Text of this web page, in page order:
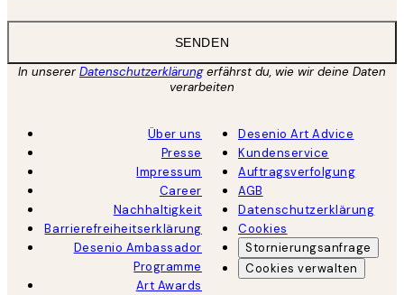
SENDEN
In unsererDatenschutzerklärungerfährst du, wie wir deine Daten
verarbeiten
Über uns
Presse
Impressum
Career
Nachhaltigkeit
Barrierefreiheitserklärung
Desenio Ambassador
Programme
Art Awards
Desenio Art Advice
Kundenservice
Auftragsverfolgung
AGB
Datenschutzerklärung
Cookies
Stornierungsanfrage
Cookies verwalten